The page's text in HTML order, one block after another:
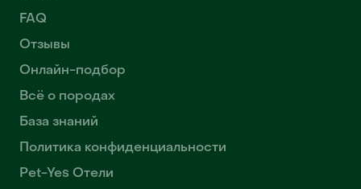
FAQ
Отзывы
Онлайн-подбор
Всё о породах
База знаний
Политика конфиденциальности
Pet-Yes Отели